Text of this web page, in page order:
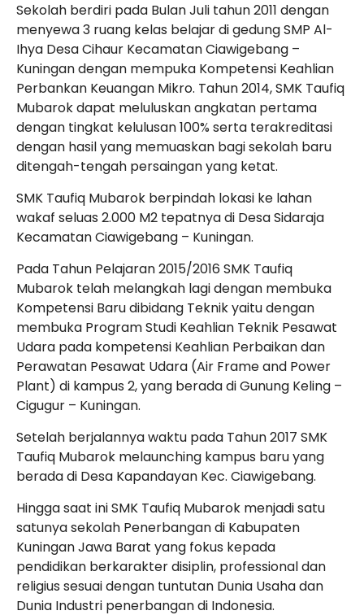
Sekolah berdiri pada Bulan Juli tahun 2011 dengan
menyewa 3 ruang kelas belajar di gedung SMP Al-
Ihya Desa Cihaur Kecamatan Ciawigebang –
Kuningan dengan mempuka Kompetensi Keahlian
Perbankan Keuangan Mikro. Tahun 2014, SMK Taufiq
Mubarok dapat meluluskan angkatan pertama
dengan tingkat kelulusan 100% serta terakreditasi
dengan hasil yang memuaskan bagi sekolah baru
ditengah-tengah persaingan yang ketat.
SMK Taufiq Mubarok berpindah lokasi ke lahan
wakaf seluas 2.000 M2 tepatnya di Desa Sidaraja
Kecamatan Ciawigebang – Kuningan.
Pada Tahun Pelajaran 2015/2016 SMK Taufiq
Mubarok telah melangkah lagi dengan membuka
Kompetensi Baru dibidang Teknik yaitu dengan
membuka Program Studi Keahlian Teknik Pesawat
Udara pada kompetensi Keahlian Perbaikan dan
Perawatan Pesawat Udara (Air Frame and Power
Plant) di kampus 2, yang berada di Gunung Keling –
Cigugur – Kuningan.
Setelah berjalannya waktu pada Tahun 2017 SMK
Taufiq Mubarok melaunching kampus baru yang
berada di Desa Kapandayan Kec. Ciawigebang.
Hingga saat ini SMK Taufiq Mubarok menjadi satu
satunya sekolah Penerbangan di Kabupaten
Kuningan Jawa Barat yang fokus kepada
pendidikan berkarakter disiplin, professional dan
religius sesuai dengan tuntutan Dunia Usaha dan
Dunia Industri penerbangan di Indonesia.